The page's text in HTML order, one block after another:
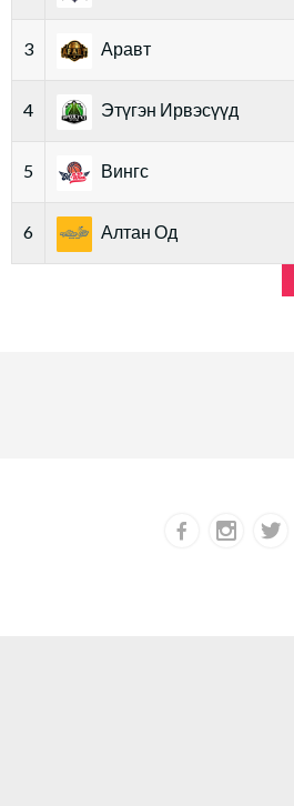
3 Аравт
4 Этүгэн Ирвэсүүд
5 Вингс
6 Алтан Од